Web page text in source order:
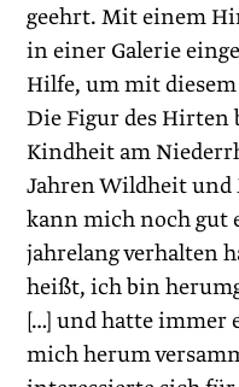
geehrt. Mit einem
in einer Galerie
Hilfe, um mit
Die Figur des Hirten
Kindheit am
Jahren Wildheit und
kann mich noch gut
jahrelang verhalten
heißt, ich bin
[…] und hatte immer
mich herum